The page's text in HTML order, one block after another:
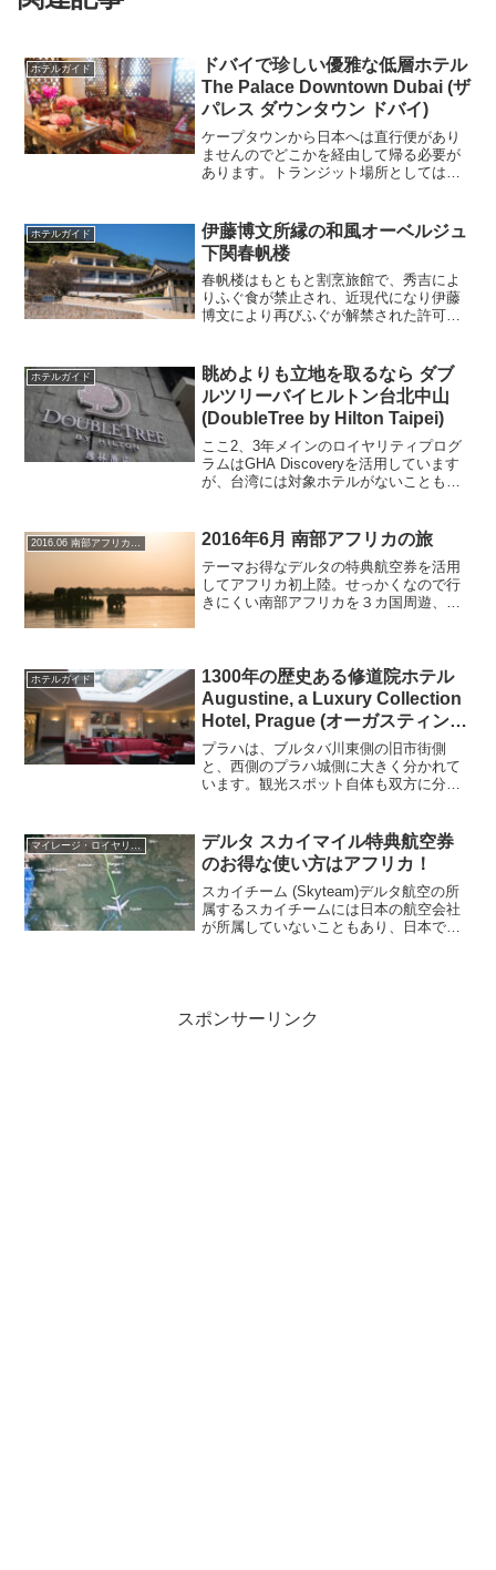
ホテルガイド
ドバイで珍しい優雅な低層ホテル
The Palace Downtown Dubai (ザ
パレス ダウンタウン ドバイ)
ケープタウンから日本へは直行便があり
ませんのでどこかを経由して帰る必要が
あります。トランジット場所としては、
しては、ドバイと言えばブルジュハリフ
ァ、高さ828mで世界一...
ホテルガイド
伊藤博文所縁の和風オーベルジュ
下関春帆楼
春帆楼はもともと割烹旅館で、秀吉によ
りふぐ食が禁止され、近現代になり伊藤
博文により再びふぐが解禁された許可第1
したフグを経験しておこうというのが今
回ここを選択した理由で...
ホテルガイド
眺めよりも立地を取るなら ダブ
ルツリーバイヒルトン台北中山
(DoubleTree by Hilton Taipei)
ここ2、3年メインのロイヤリティプログ
ラムはGHA Discoveryを活用しています
が、台湾には対象ホテルがないこともあ
あまりしないこと、後日乗る新幹線が止
まる駅近...
2016年6月 南部アフリカの旅
テーマお得なデルタの特典航空券を活用
してアフリカ初上陸。せっかくなので行
きにくい南部アフリカを３カ国周遊、往
旅程に至った経緯はこち...
ホテルガイド
1300年の歴史ある修道院ホテル
Augustine, a Luxury Collection
Hotel, Prague (オーガスティンプ
ラハ)
プラハは、ブルタバ川東側の旧市街側
と、西側のプラハ城側に大きく分かれて
います。観光スポット自体も双方に分散
で、ホテルはどこを選んでもそれほど利
便性に違いは出ません。そん...
デルタ スカイマイル特典航空券
のお得な使い方はアフリカ！
スカイチーム (Skyteam)デルタ航空の所
属するスカイチームには日本の航空会社
が所属していないこともあり、日本で積
スポンサーリンク